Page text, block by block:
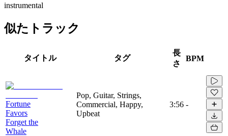
instrumental
似たトラック
タイトル タグ
長
さ
BPM
Fortune
Favors
Forget the
Whale
Pop, Guitar, Strings,
Commercial, Happy,
Upbeat
3:56 -